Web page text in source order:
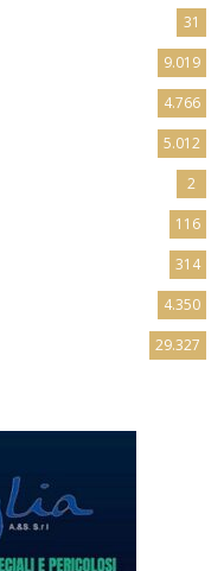
31
9.019
4.766
5.012
2
116
314
4.350
29.327